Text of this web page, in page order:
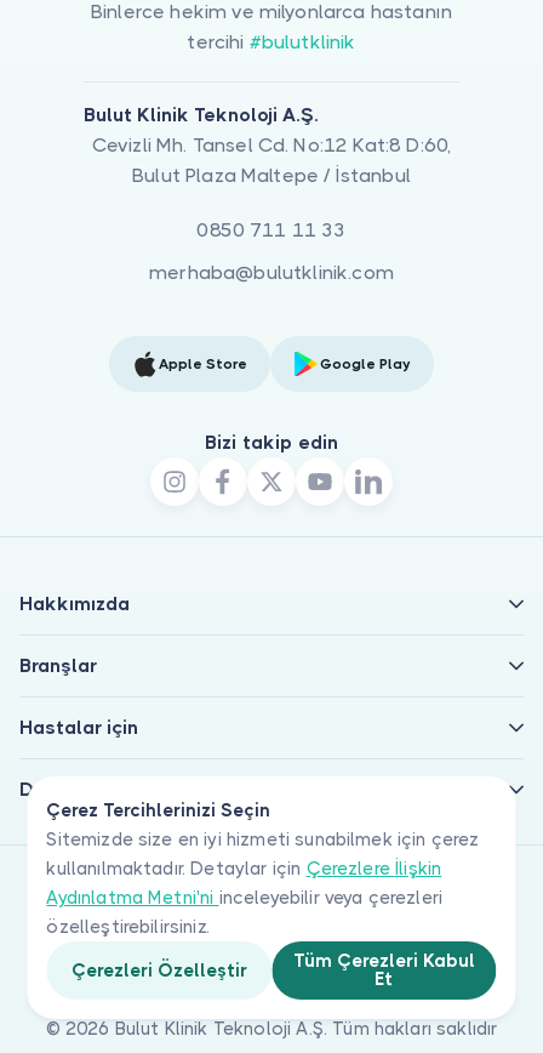
Çerez Tercihlerinizi Seçin
Sitemizde size en iyi hizmeti sunabilmek için çerez
kullanılmaktadır. Detaylar için Çerezlere İlişkin
Aydınlatma Metni'ni inceleyebilir veya çerezleri
özelleştirebilirsiniz.
Çerezleri Özelleştir
Tüm Çerezleri Kabul
Et
Binlerce hekim ve milyonlarca hastanın
tercihi #bulutklinik
Bulut Klinik Teknoloji A.Ş.
Cevizli Mh. Tansel Cd. No:12 Kat:8 D:60,
Bulut Plaza Maltepe / İstanbul
0850 711 11 33
merhaba@bulutklinik.com
Apple Store Google Play
Bizi takip edin
Hakkımızda
Branşlar
Hastalar için
Doktorlar için
© 2026 Bulut Klinik Teknoloji A.Ş. Tüm hakları saklıdır